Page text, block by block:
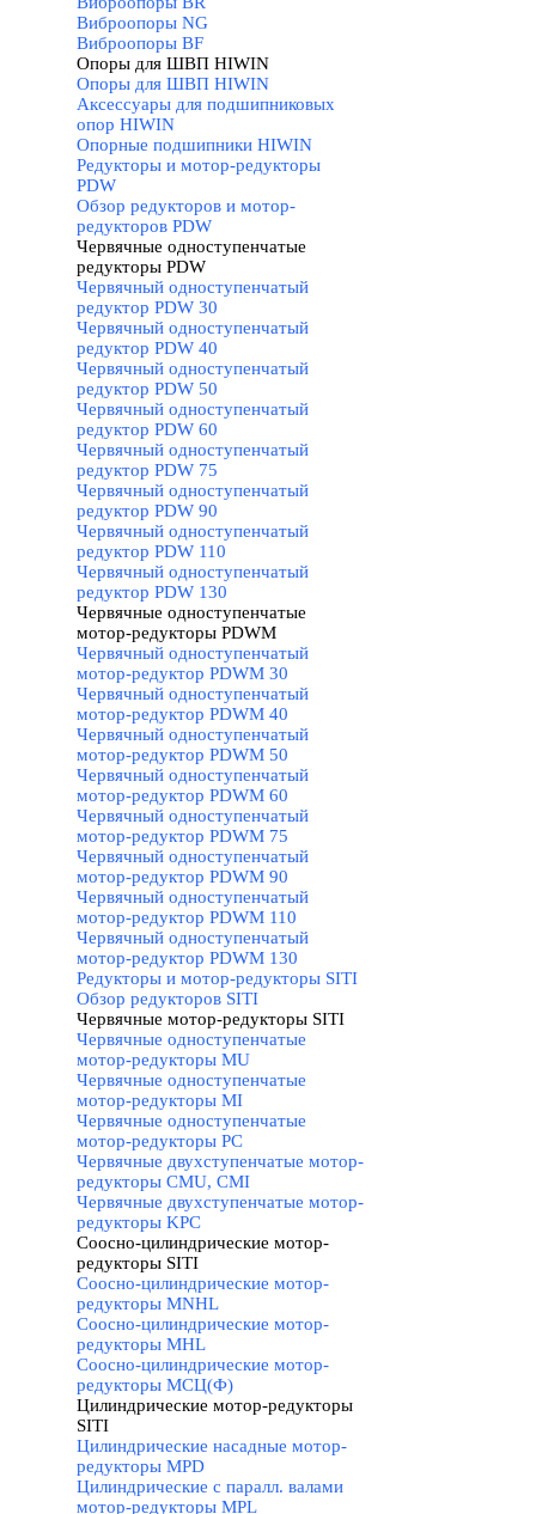
Виброопоры NG
Виброопоры BF
Опоры для ШВП HIWIN
Опоры для ШВП HIWIN
Аксессуары для подшипниковых
опор HIWIN
Опорные подшипники HIWIN
Редукторы и мотор-редукторы
PDW
Обзор редукторов и мотор-
редукторов PDW
Червячные одноступенчатые
редукторы PDW
Червячный одноступенчатый
редуктор PDW 30
Червячный одноступенчатый
редуктор PDW 40
Червячный одноступенчатый
редуктор PDW 50
Червячный одноступенчатый
редуктор PDW 60
Червячный одноступенчатый
редуктор PDW 75
Червячный одноступенчатый
редуктор PDW 90
Червячный одноступенчатый
редуктор PDW 110
Червячный одноступенчатый
редуктор PDW 130
Червячные одноступенчатые
мотор-редукторы PDWM
Червячный одноступенчатый
мотор-редуктор PDWM 30
Червячный одноступенчатый
мотор-редуктор PDWM 40
Червячный одноступенчатый
мотор-редуктор PDWM 50
Червячный одноступенчатый
мотор-редуктор PDWM 60
Червячный одноступенчатый
мотор-редуктор PDWM 75
Червячный одноступенчатый
мотор-редуктор PDWM 90
Червячный одноступенчатый
мотор-редуктор PDWM 110
Червячный одноступенчатый
мотор-редуктор PDWM 130
Редукторы и мотор-редукторы SITI
Обзор редукторов SITI
Червячные мотор-редукторы SITI
Червячные одноступенчатые
мотор-редукторы MU
Червячные одноступенчатые
мотор-редукторы MI
Червячные одноступенчатые
мотор-редукторы PC
Червячные двухступенчатые мотор-
редукторы CMU, CMI
Червячные двухступенчатые мотор-
редукторы KPC
Соосно-цилиндрические мотор-
редукторы SITI
Соосно-цилиндрические мотор-
редукторы MNHL
Соосно-цилиндрические мотор-
редукторы MHL
Соосно-цилиндрические мотор-
редукторы МСЦ(Ф)
Цилиндрические мотор-редукторы
SITI
Цилиндрические насадные мотор-
редукторы MPD
Цилиндрические с паралл. валами
мотор-редукторы MPL